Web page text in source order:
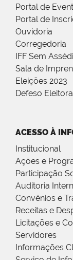
Portal de
Portal de
Ouvidoria
Corregedoria
IFF Sem
Sala de
Eleições 2023
Defeso
ACESSO À
Institucional
Ações e
Participação
Auditoria
Convênios e
Receitas e
Licitações e
Servidores
Informações